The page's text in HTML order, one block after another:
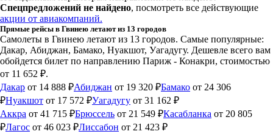
Спецпредложений не найдено, посмотреть все действующие
акции от авиакомпаний.
Прямые рейсы в Гвинею летают из 13 городов
Самолеты в Гвинею летают из 13 городов. Самые популярные:
Дакар, Абиджан, Бамако, Нуакшот, Уагадугу. Дешевле всего вам
обойдется билет по направлению Париж - Конакри, стоимостью
от 11 652 ₽.
Дакар от 14 888 ₽Абиджан от 19 320 ₽Бамако от 24 306
₽Нуакшот от 17 572 ₽Уагадугу от 31 162 ₽
Аккра от 41 715 ₽Брюссель от 21 549 ₽Касабланка от 20 805
₽Лагос от 46 023 ₽Лиссабон от 21 423 ₽